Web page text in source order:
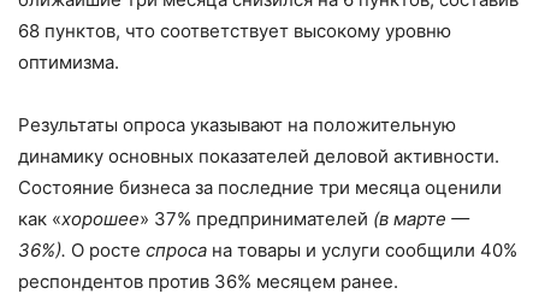
68 пунктов, что соответствует высокому уровню
оптимизма.
Результаты опроса указывают на положительную
динамику основных показателей деловой активности.
Состояние бизнеса за последние три месяца оценили
как «хорошее» 37% предпринимателей (в марте —
36%). О росте спроса на товары и услуги сообщили 40%
респондентов против 36% месяцем ранее.